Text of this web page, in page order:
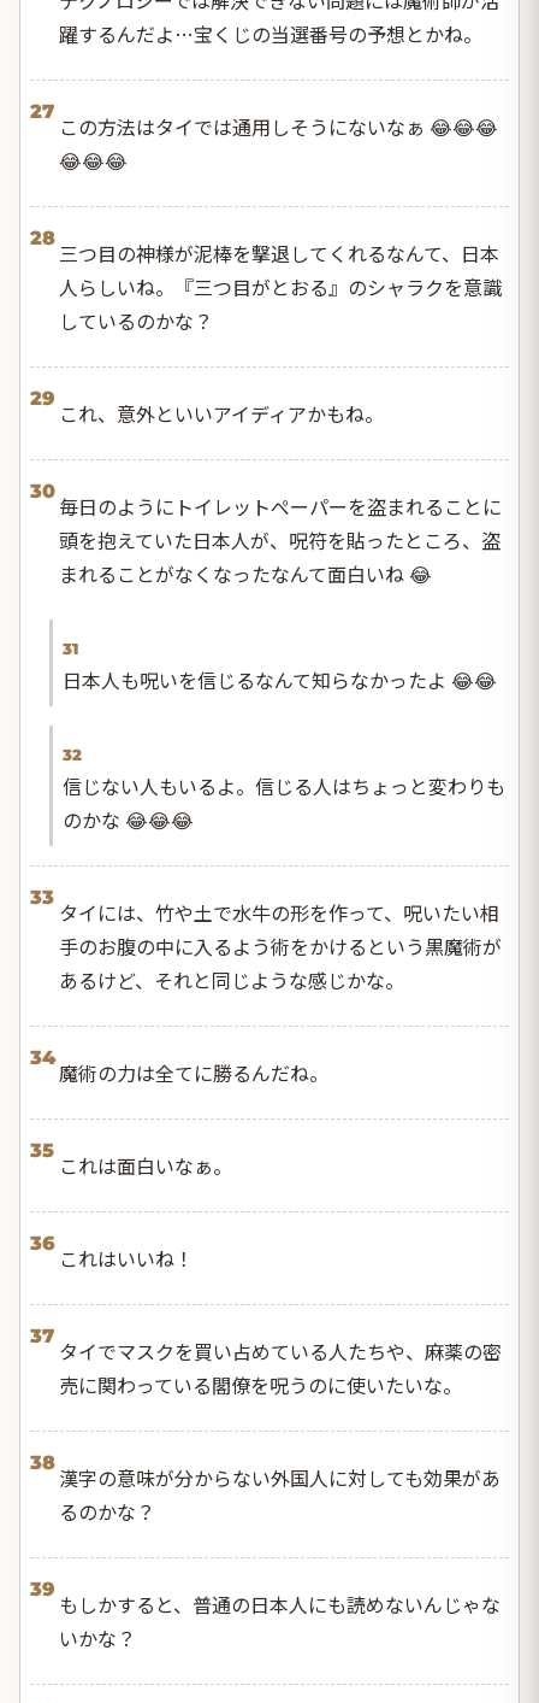
躍するんだよ…宝くじの当選番号の予想とかね。
27
この方法はタイでは通用しそうにないなぁ 😂😂😂
😂😂😂
28
三つ目の神様が泥棒を撃退してくれるなんて、日本
人らしいね。『三つ目がとおる』のシャラクを意識
しているのかな？
29
これ、意外といいアイディアかもね。
30
毎日のようにトイレットぺーパーを盗まれることに
頭を抱えていた日本人が、呪符を貼ったところ、盗
まれることがなくなったなんて面白いね 😂
31
日本人も呪いを信じるなんて知らなかったよ 😂😂
32
信じない人もいるよ。信じる人はちょっと変わりも
のかな 😂😂😂
33
タイには、竹や土で水牛の形を作って、呪いたい相
手のお腹の中に入るよう術をかけるという黒魔術が
あるけど、それと同じような感じかな。
34
魔術の力は全てに勝るんだね。
35
これは面白いなぁ。
36
これはいいね！
37
タイでマスクを買い占めている人たちや、麻薬の密
売に関わっている閣僚を呪うのに使いたいな。
38
漢字の意味が分からない外国人に対しても効果があ
るのかな？
39
もしかすると、普通の日本人にも読めないんじゃな
いかな？